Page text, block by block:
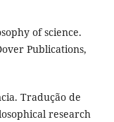
of science.
Publications,
Tradução de
research